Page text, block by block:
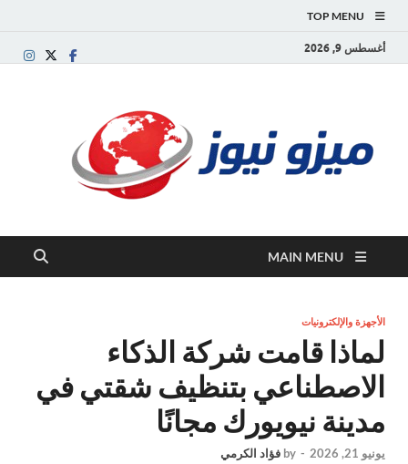
TOP MENU
أغسطس 9, 2026
MAIN MENU
الأجهزة والإلكترونيات
لماذا قامت شركة الذكاء
الاصطناعي بتنظيف شقتي في
مدينة نيويورك مجانًا
يونيو 21, 2026 -
by فؤاد الكرمي